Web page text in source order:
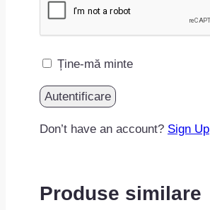
Ține-mă minte
Don’t have an account? Sign Up
Produse similare